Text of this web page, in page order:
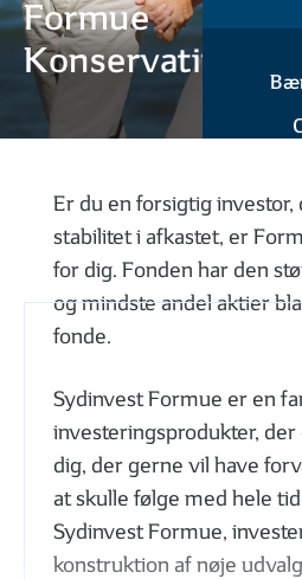
Formue
Konservativ
Er du en forsigtig
stabilitet i afkastet, er
for dig. Fonden har den
og mindste andel aktier
fonde.
Sydinvest Formue er en
investeringsprodukter,
dig, der gerne vil have
at skulle følge med hele
Sydinvest Formue,
konstruktion af nøje